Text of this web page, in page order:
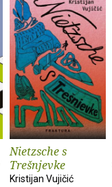
Nietzsche s
Trešnjevke
Kristijan Vujičić